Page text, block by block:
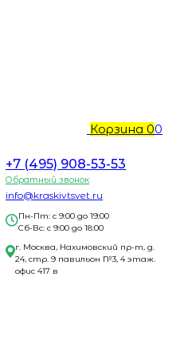
Корзина 00
+7 (495) 908-53-53
Обратный звонок
info@kraskivtsvet.ru
Пн-Пт: с 9:00 до 19:00
Сб-Вс: с 9:00 до 18:00
г. Москва, Нахимовский пр-т, д.
24, стр. 9 павильон №3, 4 этаж.
офис 417 в